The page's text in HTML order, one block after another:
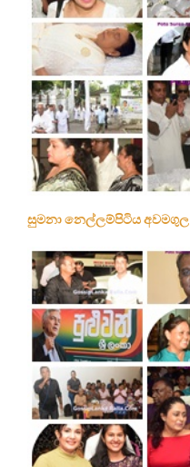
සුමනා නෙල්ලම්පිටිය අවමගුල